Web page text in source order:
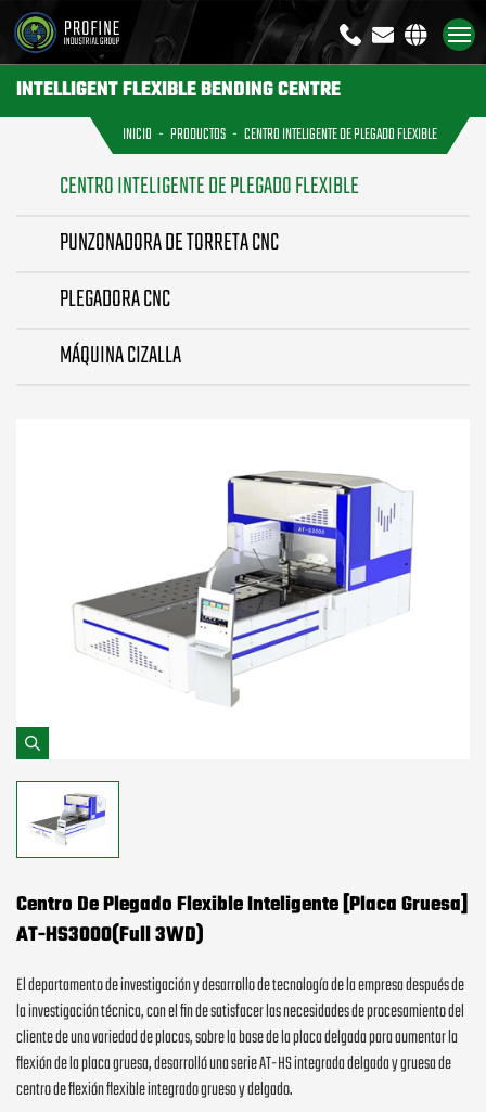
+8613791926333
INTELLIGENT FLEXIBLE BENDING CENTRE
INICIO PRODUCTOS CENTRO INTELIGENTE DE PLEGADO FLEXIBLE
CENTRO INTELIGENTE DE PLEGADO FLEXIBLE
PUNZONADORA DE TORRETA CNC
PLEGADORA CNC
MÁQUINA CIZALLA
Centro De Plegado Flexible Inteligente [Placa Gruesa]
AT-HS3000(Full 3WD)
El departamento de investigación y desarrollo de tecnología de la empresa después de
la investigación técnica, con el fin de satisfacer las necesidades de procesamiento del
cliente de una variedad de placas, sobre la base de la placa delgada para aumentar la
flexión de la placa gruesa, desarrolló una serie AT-HS integrada delgada y gruesa de
centro de flexión flexible integrado grueso y delgado.